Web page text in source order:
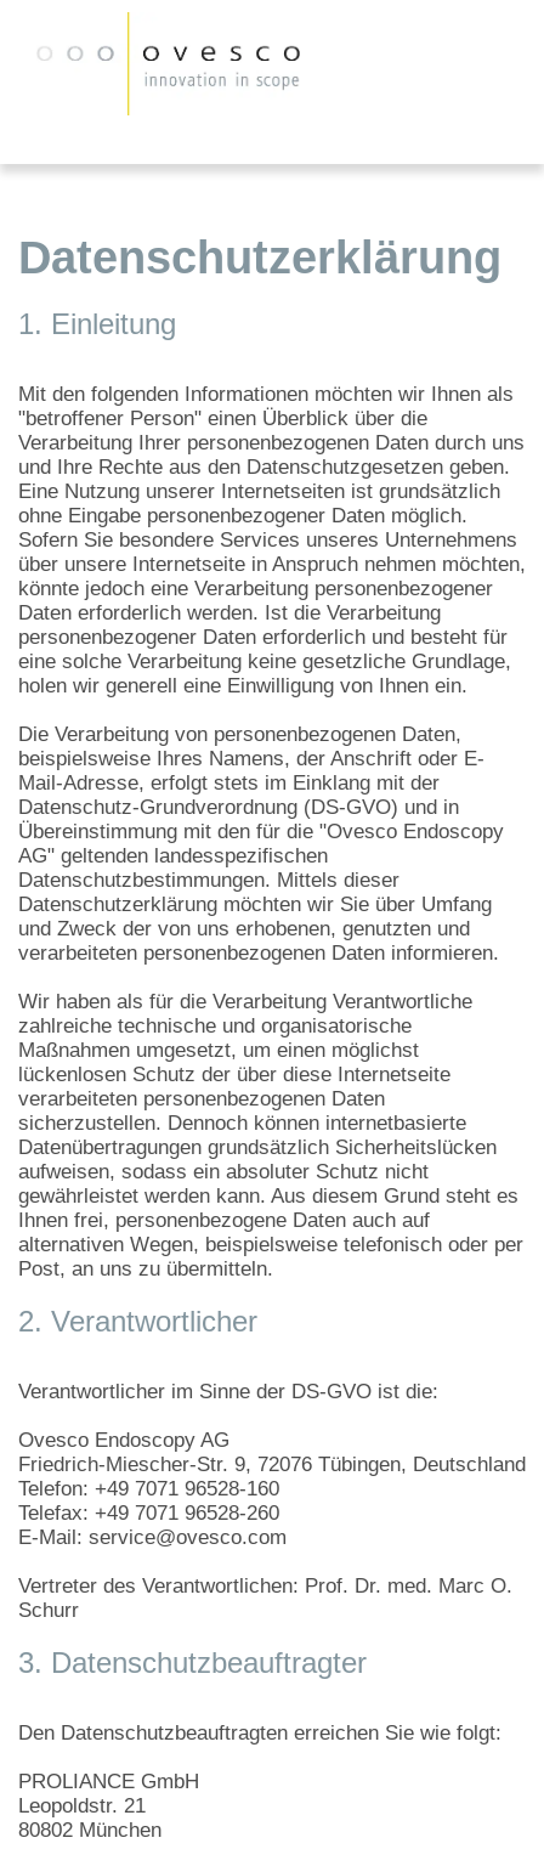
Datenschutzerklärung
1. Einleitung
Mit den folgenden Informationen möchten wir Ihnen als
"betroffener Person" einen Überblick über die
Verarbeitung Ihrer personenbezogenen Daten durch uns
und Ihre Rechte aus den Datenschutzgesetzen geben.
Eine Nutzung unserer Internetseiten ist grundsätzlich
ohne Eingabe personenbezogener Daten möglich.
Sofern Sie besondere Services unseres Unternehmens
über unsere Internetseite in Anspruch nehmen möchten,
könnte jedoch eine Verarbeitung personenbezogener
Daten erforderlich werden. Ist die Verarbeitung
personenbezogener Daten erforderlich und besteht für
eine solche Verarbeitung keine gesetzliche Grundlage,
holen wir generell eine Einwilligung von Ihnen ein.
Die Verarbeitung von personenbezogenen Daten,
beispielsweise Ihres Namens, der Anschrift oder E-
Mail-Adresse, erfolgt stets im Einklang mit der
Datenschutz-Grundverordnung (DS-GVO) und in
Übereinstimmung mit den für die "Ovesco Endoscopy
AG" geltenden landesspezifischen
Datenschutzbestimmungen. Mittels dieser
Datenschutzerklärung möchten wir Sie über Umfang
und Zweck der von uns erhobenen, genutzten und
verarbeiteten personenbezogenen Daten informieren.
Wir haben als für die Verarbeitung Verantwortliche
zahlreiche technische und organisatorische
Maßnahmen umgesetzt, um einen möglichst
lückenlosen Schutz der über diese Internetseite
verarbeiteten personenbezogenen Daten
sicherzustellen. Dennoch können internetbasierte
Datenübertragungen grundsätzlich Sicherheitslücken
aufweisen, sodass ein absoluter Schutz nicht
gewährleistet werden kann. Aus diesem Grund steht es
Ihnen frei, personenbezogene Daten auch auf
alternativen Wegen, beispielsweise telefonisch oder per
Post, an uns zu übermitteln.
2. Verantwortlicher
Verantwortlicher im Sinne der DS-GVO ist die:
Ovesco Endoscopy AG
Friedrich-Miescher-Str. 9, 72076 Tübingen, Deutschland
Telefon: +49 7071 96528-160
Telefax: +49 7071 96528-260
E-Mail: service@ovesco.com
Vertreter des Verantwortlichen: Prof. Dr. med. Marc O.
Schurr
3. Datenschutzbeauftragter
Den Datenschutzbeauftragten erreichen Sie wie folgt:
PROLIANCE GmbH
Leopoldstr. 21
80802 München